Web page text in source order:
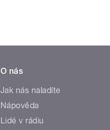
O nás
Jak nás naladíte
Nápověda
Lidé v rádiu